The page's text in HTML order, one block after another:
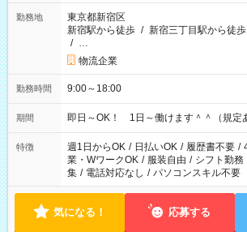
勤務地
東京都新宿区
新宿駅から徒歩 / 新宿三丁目駅から徒歩
/ …
物流企業
勤務時間 9:00～18:00
期間 即日～OK！ 1日～働けます＾＾（規定
特徴 週1日からOK / 日払いOK / 履歴書不要 /
業・WワークOK / 服装自由 / シフト勤務
集 / 電話対応なし / パソコンスキル不要
気になる！ 応募する